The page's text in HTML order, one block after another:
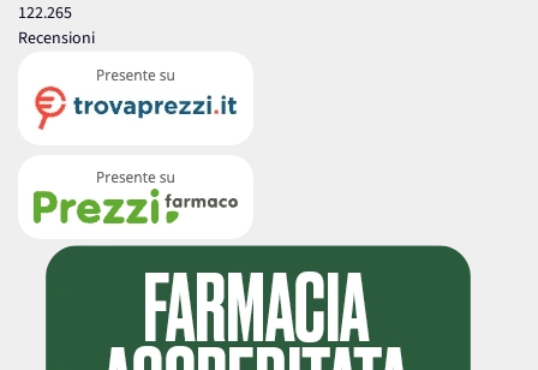
122.265
Recensioni